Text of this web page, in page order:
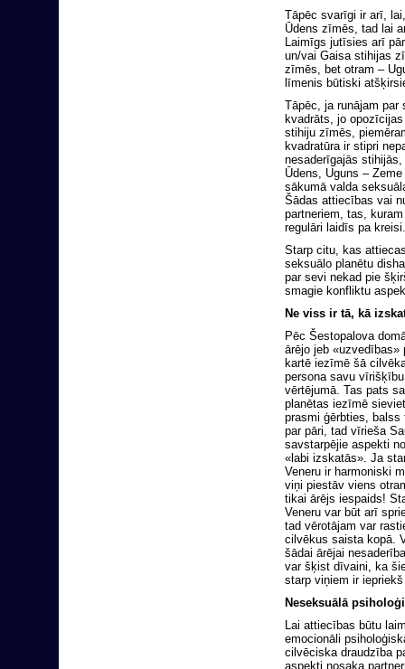
Tāpēc svarīgi ir arī,
Ūdens zīmēs, tad lai
Laimīgs jutīsies arī
un/vai Gaisa stihijas
zīmēs, bet otram –
līmenis būtiski
Tāpēc, ja runājam
kvadrāts, jo
stihiju zīmēs,
kvadratūra ir stipri
nesaderīgajās
Ūdens, Uguns –
sākumā valda
Šādas attiecības vai
partneriem, tas,
regulāri laidīs pa kreisi.
Starp citu, kas
seksuālo planētu
par sevi nekad pie
smagie konfliktu
Ne viss ir tā, kā
Pēc Šestopalova
ārējo jeb
kartē iezīmē šā
persona savu
vērtējumā. Tas pats
planētas iezīmē
prasmi ģērbties,
par pāri, tad vīrieša
savstarpējie aspekti
«labi izskatās». Ja
Veneru ir harmoniski
viņi piestāv viens
tikai ārējs iespaids!
Veneru var būt arī
tad vērotājam var
cilvēkus saista kopā.
šādai ārējai
var šķist dīvaini, ka
starp viņiem ir
Neseksuālā
Lai attiecības būtu
emocionāli
cilvēciska draudzība
aspekti nosaka